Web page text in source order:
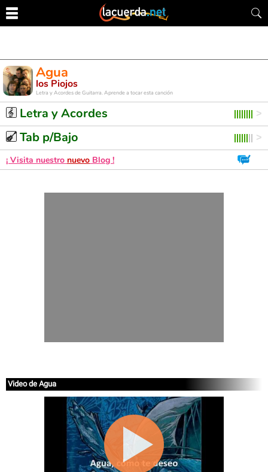
Agua
los Piojos
Letra y Acordes de Guitarra. Aprende a tocar esta canción
Letra y Acordes
Tab p/Bajo
¡ Visita nuestro nuevo Blog !
Video de Agua